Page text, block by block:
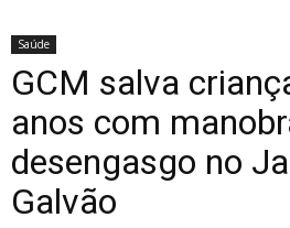
Saúde
GCM salva
anos com
desengasgo no
Galvão